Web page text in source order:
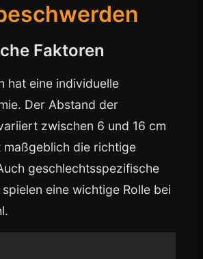
Faktoren
hat eine individuelle
Der Abstand der
zwischen 6 und 16 cm
maßgeblich die richtige
geschlechtsspezifische
eine wichtige Rolle bei